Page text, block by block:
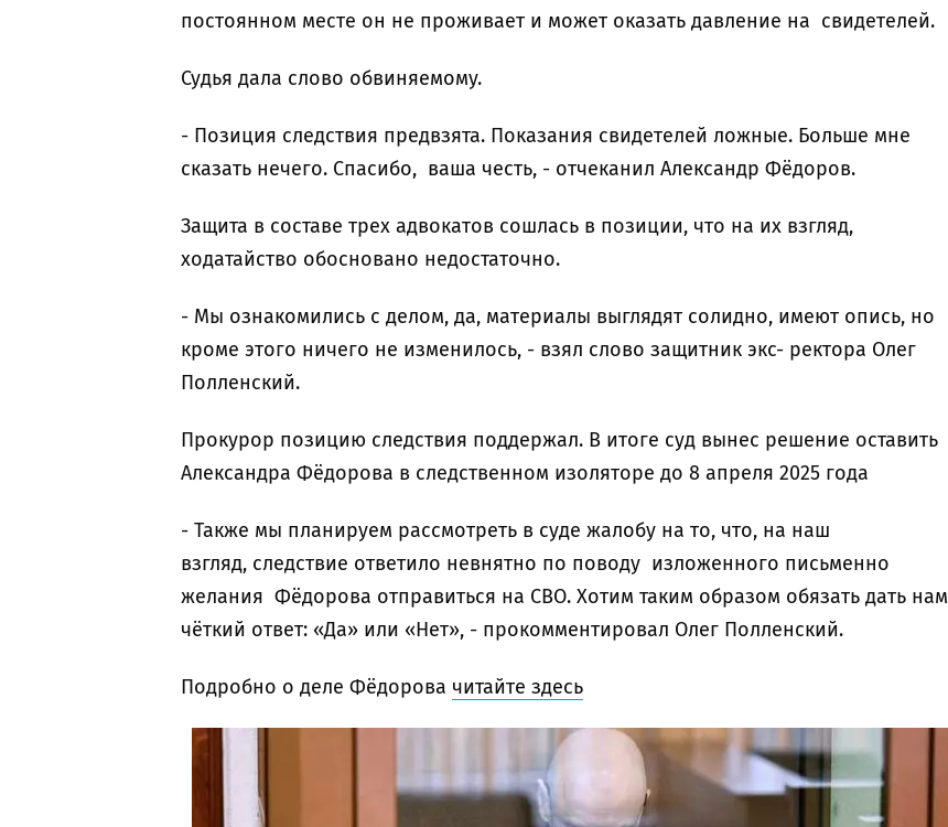
постоянном месте он не проживает и может оказать давление на свидетелей.
Судья дала слово обвиняемому.
- Позиция следствия предвзята. Показания свидетелей ложные. Больше мне
сказать нечего. Спасибо, ваша честь, - отчеканил Александр Фёдоров.
Защита в составе трех адвокатов сошлась в позиции, что на их взгляд,
ходатайство обосновано недостаточно.
- Мы ознакомились с делом, да, материалы выглядят солидно, имеют опись, но
кроме этого ничего не изменилось, - взял слово защитник экс- ректора Олег
Полленский.
Прокурор позицию следствия поддержал. В итоге суд вынес решение оставить
Александра Фёдорова в следственном изоляторе до 8 апреля 2025 года
- Также мы планируем рассмотреть в суде жалобу на то, что, на наш
взгляд, следствие ответило невнятно по поводу изложенного письменно
желания Фёдорова отправиться на СВО. Хотим таким образом обязать дать нам
чёткий ответ: «Да» или «Нет», - прокомментировал Олег Полленский.
Подробно о деле Фёдорова читайте здесь